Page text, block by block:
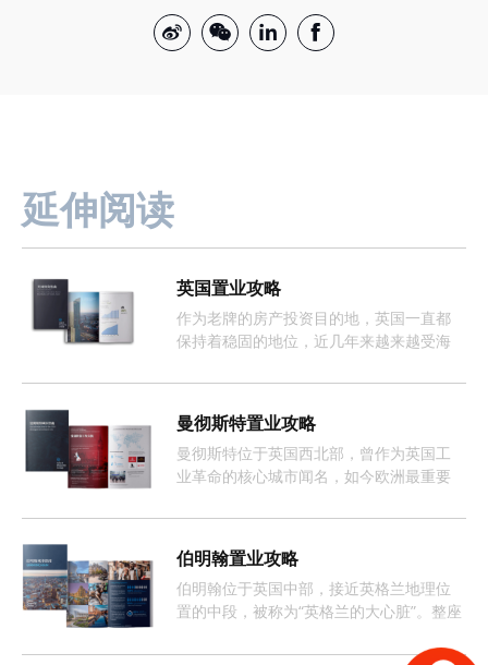
延伸阅读
英国置业攻略
作为老牌的房产投资目的地，英国一直都
保持着稳固的地位，近几年来越来越受海
曼彻斯特置业攻略
曼彻斯特位于英国西北部，曾作为英国工
业革命的核心城市闻名，如今欧洲最重要
伯明翰置业攻略
伯明翰位于英国中部，接近英格兰地理位
置的中段，被称为“英格兰的大心脏”。整座
伯明翰的租房市场长期呈现供不应求的情